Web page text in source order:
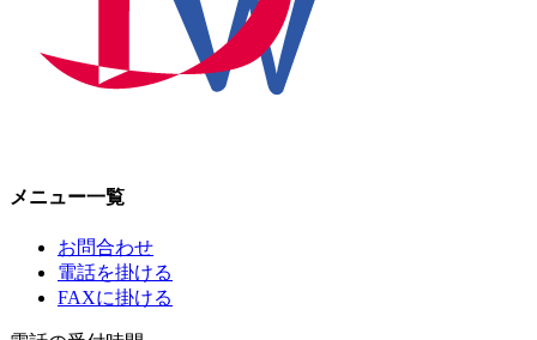
メニュー一覧
お問合わせ
電話を掛ける
FAXに掛ける